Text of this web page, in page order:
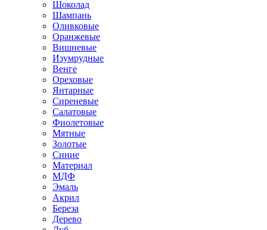
Шоколад
Шампань
Оливковые
Оранжевые
Вишневые
Изумрудные
Венге
Ореховые
Янтарные
Сиреневые
Салатовые
Фиолетовые
Мятные
Золотые
Синие
Материал
МДФ
Эмаль
Акрил
Береза
Дерево